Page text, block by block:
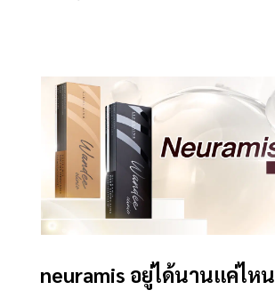
neuramis อยู่ได้นานแค่ไหน